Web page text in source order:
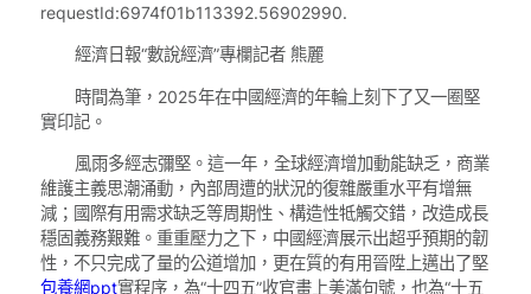
requestId:6974f01b113392.56902990.
經濟日報“數說經濟”專欄記者 熊麗
時間為筆，2025年在中國經濟的年輪上刻下了又一圈堅
實印記。
風雨多經志彌堅。這一年，全球經濟增加動能缺乏，商業
維護主義思潮涌動，內部周遭的狀況的復雜嚴重水平有增無
減；國際有用需求缺乏等周期性、構造性牴觸交錯，改造成長
穩固義務艱難。重重壓力之下，中國經濟展示出超乎預期的韌
性，不只完成了量的公道增加，更在質的有用晉陞上邁出了堅
包養網ppt實程序，為“十四五”收官畫上美滿句號，也為“十五